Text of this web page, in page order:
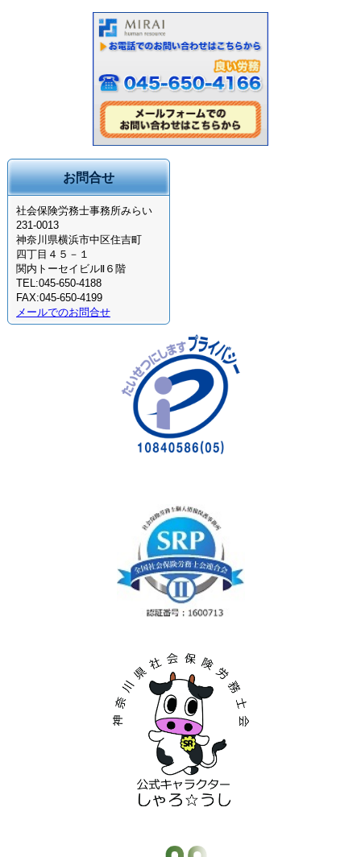
お問合せ
社会保険労務士事務所みらい
231-0013
神奈川県横浜市中区住吉町
四丁目４５－１
関内トーセイビルⅡ６階
TEL:045-650-4188
FAX:045-650-4199
メールでのお問合せ